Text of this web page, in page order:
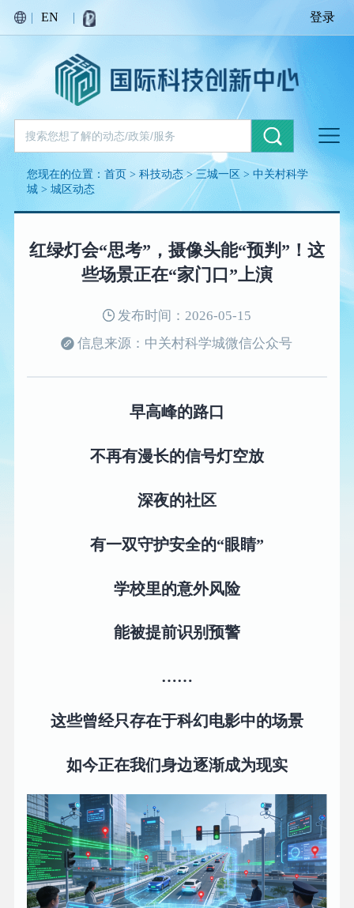
| EN | 登录
您现在的位置：首页 >科技动态>三城一区 >中关村科学
城 >城区动态
红绿灯会“思考”，摄像头能“预判”！这
些场景正在“家门口”上演
发布时间：2026-05-15
信息来源：中关村科学城微信公众号
早高峰的路口
不再有漫长的信号灯空放
深夜的社区
有一双守护安全的“眼睛”
学校里的意外风险
能被提前识别预警
……
这些曾经只存在于科幻电影中的场景
如今正在我们身边逐渐成为现实